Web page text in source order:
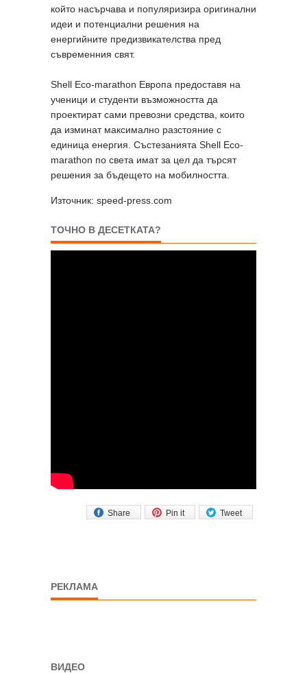
който насърчава и популяризира оригинални
идеи и потенциални решения на
енергийните предизвикателства пред
съвременния свят.
Shell Eco-marathon Европа предоставя на
ученици и студенти възможността да
проектират сами превозни средства, които
да изминат максимално разстояние с
единица енергия. Състезанията Shell Eco-
marathon по света имат за цел да търсят
решения за бъдещето на мобилността.
Източник: speed-press.com
ТОЧНО В ДЕСЕТКАТА?
Tweet
Pin it
Share
РЕКЛАМА
ВИДЕО